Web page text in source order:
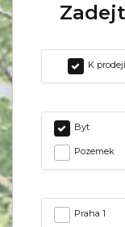
K prodeji
Byt
Pozemek
Praha 1